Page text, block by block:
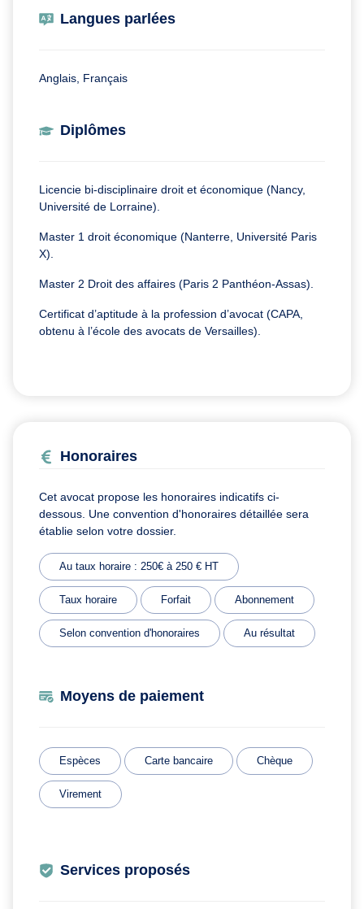
Langues parlées
Anglais, Français
Diplômes
Licencie bi-disciplinaire droit et économique (Nancy,
Université de Lorraine).
Master 1 droit économique (Nanterre, Université Paris
X).
Master 2 Droit des affaires (Paris 2 Panthéon-Assas).
Certificat d’aptitude à la profession d’avocat (CAPA,
obtenu à l’école des avocats de Versailles).
Honoraires
Cet avocat propose les honoraires indicatifs ci-
dessous. Une convention d'honoraires détaillée sera
établie selon votre dossier.
Au taux horaire : 250€ à 250 € HT
Taux horaire Forfait Abonnement
Selon convention d'honoraires Au résultat
Moyens de paiement
Espèces Carte bancaire Chèque
Virement
Services proposés